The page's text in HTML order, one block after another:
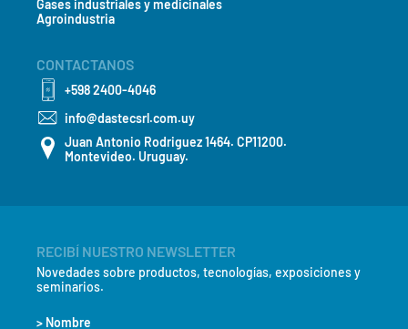
Gases industriales y medicinales
Agroindustria
CONTACTANOS
+598 2400-4046
info@dastecsrl.com.uy
Juan Antonio Rodriguez 1464. CP11200.
Montevideo. Uruguay.
RECIBÍ NUESTRO NEWSLETTER
Novedades sobre productos, tecnologías, exposiciones y
seminarios.
> Nombre